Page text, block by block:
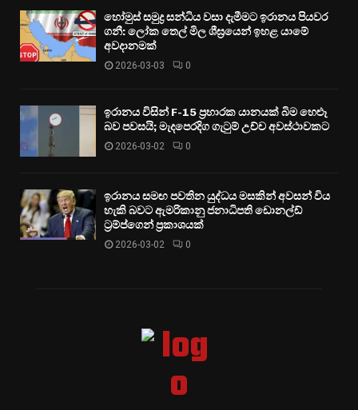
හෝමුස් සමුද්‍ර සන්ධිය වසා දැමීමට ඉරානය පියවර
ගනී: ලෝක තෙල් මිල ශීඝ්‍රයෙන් ඉහළ යාමේ
අවදානමක්
2026-03-03 0
ඉරානය විසින් F-15 ප්‍රහාරක යානයක් බිම හෙළූ
බව පවසයි; මැදපෙරදිග ගැටුම් උච්ච අවස්ථාවකට
2026-03-02 0
ඉරානය සමඟ පවතින යුද්ධය මසකින් අවසන් විය
හැකි බවට ඇමරිකානු ජනාධිපති ඩොනල්ඩ්
ට්‍රම්ප්ගෙන් ප්‍රකාශයක්
2026-03-02 0